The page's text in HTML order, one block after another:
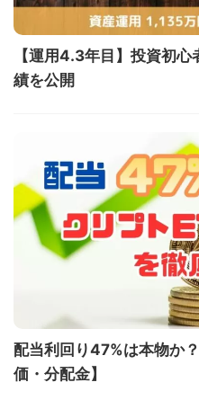
【運用4.3年目】投資初
績を公開
配当利回り47%は本物か
価・分配金】